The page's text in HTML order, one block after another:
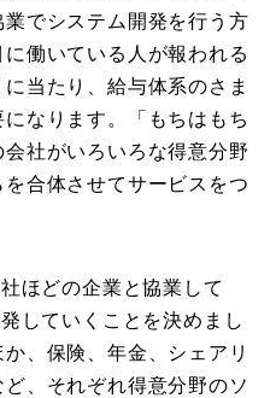
でシステム開発を行う方
働いている人が報われる
当たり、給与体系のさま
なります。「もちはもち
社がいろいろな得意分野
合体させてサービスをつ
ほどの企業と協業して
していくことを決めまし
、保険、年金、シェアリ
、それぞれ得意分野のソ